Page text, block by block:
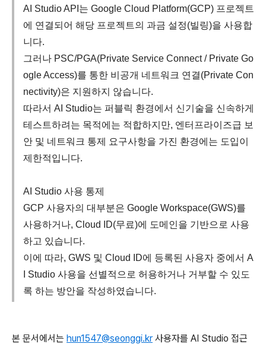
AI Studio API는 Google Cloud Platform(GCP) 프로젝트
에 연결되어 해당 프로젝트의 과금 설정(빌링)을 사용합
니다.
그러나 PSC/PGA(Private Service Connect / Private Go
ogle Access)를 통한 비공개 네트워크 연결(Private Con
nectivity)은 지원하지 않습니다.
따라서 AI Studio는 퍼블릭 환경에서 신기술을 신속하게
테스트하려는 목적에는 적합하지만, 엔터프라이즈급 보
안 및 네트워크 통제 요구사항을 가진 환경에는 도입이
제한적입니다.
AI Studio 사용 통제
GCP 사용자의 대부분은 Google Workspace(GWS)를
사용하거나, Cloud ID(무료)에 도메인을 기반으로 사용
하고 있습니다.
이에 따라, GWS 및 Cloud ID에 등록된 사용자 중에서 A
I Studio 사용을 선별적으로 허용하거나 거부할 수 있도
록 하는 방안을 작성하였습니다.
본 문서에서는 hun1547@seonggi.kr 사용자를 AI Studio 접근